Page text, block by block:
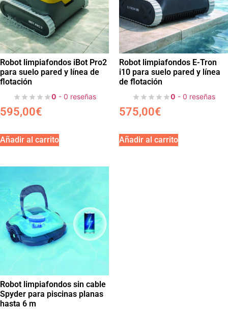
Robot limpiafondos iBot Pro2
para suelo pared y línea de
flotación
0 - 0 reseñas
595,00€
Añadir al carrito
Robot limpiafondos E-Tron
i10 para suelo pared y línea
de flotación
0 - 0 reseñas
575,00€
Añadir al carrito
Robot limpiafondos sin cable
Spyder para piscinas planas
hasta 6 m